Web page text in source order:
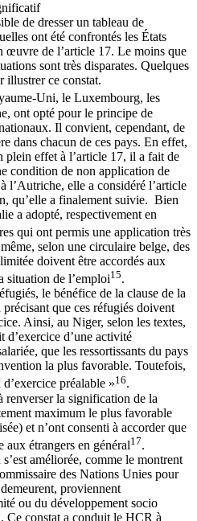
de dresser un tableau de
ont été confrontés les États
œuvre de l’article 17. Le moins que
sont très disparates. Quelques
illustrer ce constat.
Uni, le Luxembourg, les
ont opté pour le principe de
Il convient, cependant, de
dans chacun de ces pays. En effet,
plein effet à l’article 17, il a fait de
condition de non application de
l’Autriche, elle a considéré l’article
qu’elle a finalement suivie. Bien
a adopté, respectivement en
qui ont permis une application très
selon une circulaire belge, des
doivent être accordés aux
situation de l’emploi15.
le bénéfice de la clause de la
que ces réfugiés doivent
Ainsi, au Niger, selon les textes,
d’exercice d’une activité
que les ressortissants du pays
la plus favorable. Toutefois,
préalable »16.
renverser la signification de la
maximum le plus favorable
et n’ont consenti à accorder que
étrangers en général17.
améliorée, comme le montrent
des Nations Unies pour
proviennent
ou du développement socio
Ce constat a conduit le HCR à